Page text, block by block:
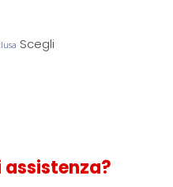
Scegli
possono
assistenza?